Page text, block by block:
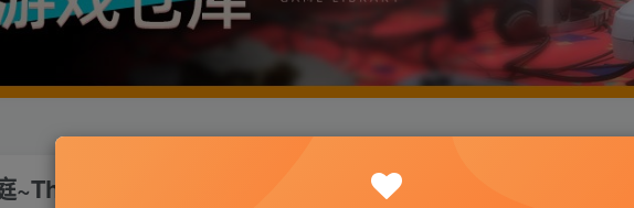
Davis Family Ver1.1.0 PC+安卓汉化版 [1.2G/百度]